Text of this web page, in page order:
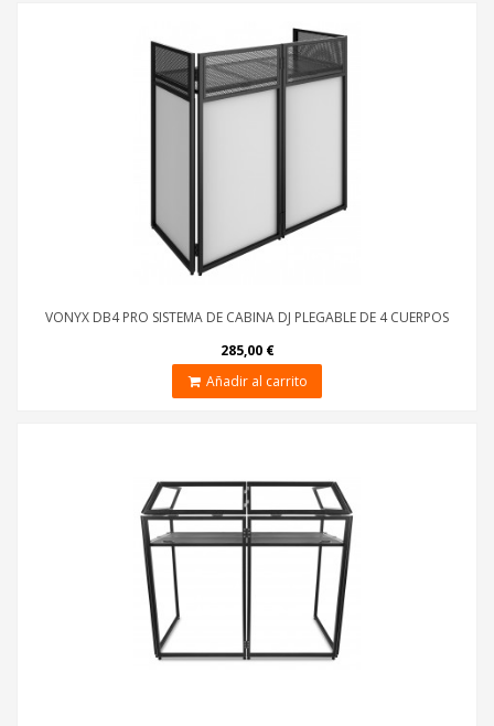
VONYX DB4 PRO SISTEMA DE CABINA DJ PLEGABLE DE 4 CUERPOS
285,00 €
Añadir al carrito